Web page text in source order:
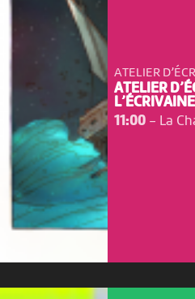
ATELIER
ATELIER
11:00- La